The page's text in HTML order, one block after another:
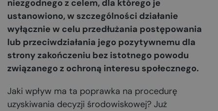
niezgodnego z celem, dla którego je
ustanowiono, w szczególności działanie
wyłącznie w celu przedłużania postępowania
lub przeciwdziałania jego pozytywnemu dla
strony zakończeniu bez istotnego powodu
związanego z ochroną interesu społecznego.
Jaki wpływ ma ta poprawka na procedurę
uzyskiwania decyzji środowiskowej? Już